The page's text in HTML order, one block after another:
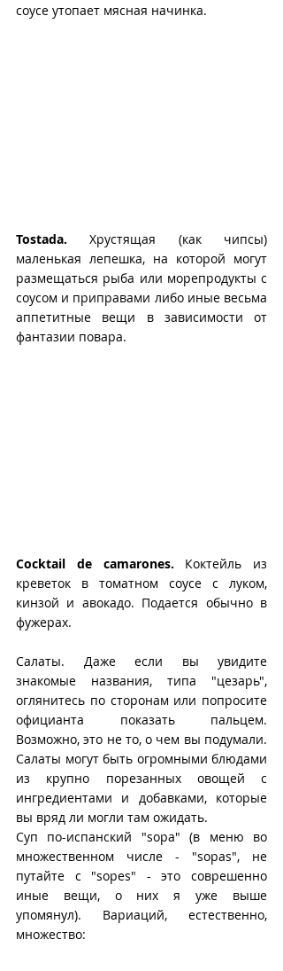
соусе утопает мясная начинка.
Tostada. Хрустящая (как чипсы)
маленькая лепешка, на которой могут
размещаться рыба или морепродукты с
соусом и приправами либо иные весьма
аппетитные вещи в зависимости от
фантазии повара.
Cocktail de camarones. Коктейль из
креветок в томатном соусе с луком,
кинзой и авокадо. Подается обычно в
фужерах.
Салаты. Даже если вы увидите
знакомые названия, типа "цезарь",
оглянитесь по сторонам или попросите
официанта показать пальцем.
Возможно, это не то, о чем вы подумали.
Салаты могут быть огромными блюдами
из крупно порезанных овощей с
ингредиентами и добавками, которые
вы вряд ли могли там ожидать.
Суп по-испанский "sopa" (в меню во
множественном числе - "sopas", не
путайте с "sopes" - это соврешенно
иные вещи, о них я уже выше
упомянул). Вариаций, естественно,
множество: